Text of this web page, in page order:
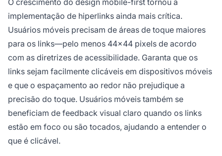
O crescimento do design mobile-first tornou a
implementação de hiperlinks ainda mais crítica.
Usuários móveis precisam de áreas de toque maiores
para os links—pelo menos 44x44 pixels de acordo
com as diretrizes de acessibilidade. Garanta que os
links sejam facilmente clicáveis em dispositivos móveis
e que o espaçamento ao redor não prejudique a
precisão do toque. Usuários móveis também se
beneficiam de feedback visual claro quando os links
estão em foco ou são tocados, ajudando a entender o
que é clicável.